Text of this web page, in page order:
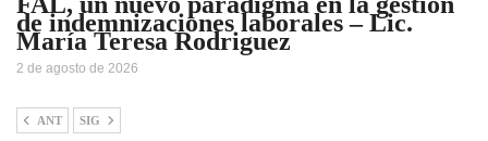
de indemnizaciones laborales – Lic.
María Teresa Rodriguez
2 de agosto de 2026
ANT SIG